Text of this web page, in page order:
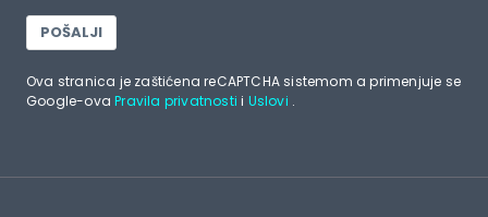
POŠALJI
Ova stranica je zaštićena reCAPTCHA sistemom a primenjuje se
Google-ovaPravila privatnosti i Uslovi .